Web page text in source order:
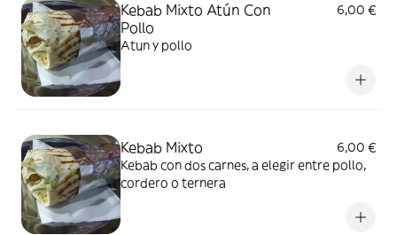
Kebab Mixto Atún Con
Pollo
6,00 €
Atun y pollo
Kebab Mixto
6,00 €
Kebab con dos carnes, a elegir entre pollo,
cordero o ternera